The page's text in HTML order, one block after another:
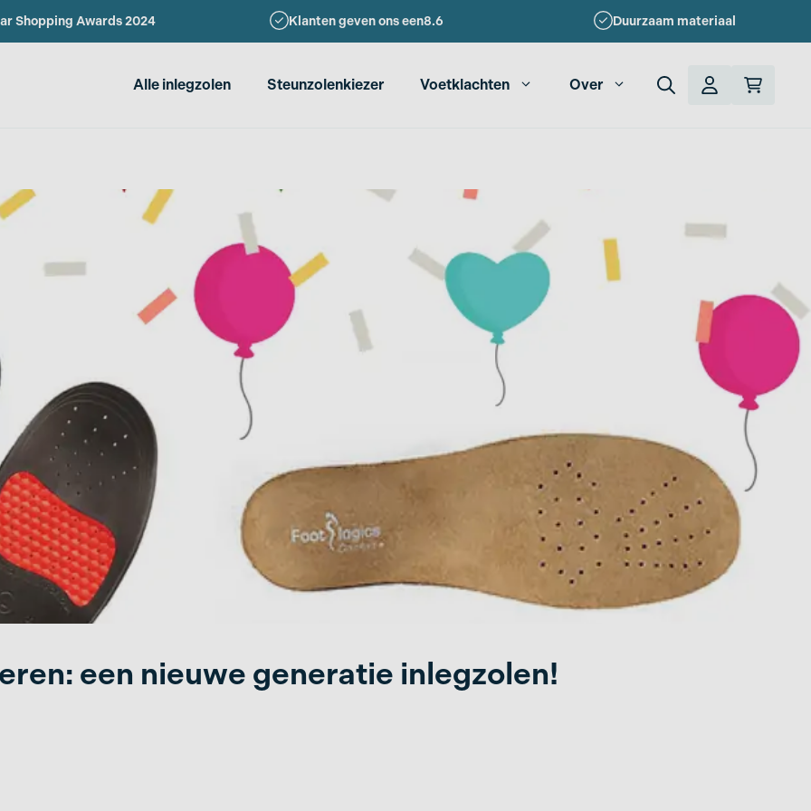
Shopping Awards 2024 Klanten geven ons een8.6 Duurzaam materiaal
Alle inlegzolen Steunzolenkiezer Voetklachten Over
een nieuwe generatie inlegzolen!